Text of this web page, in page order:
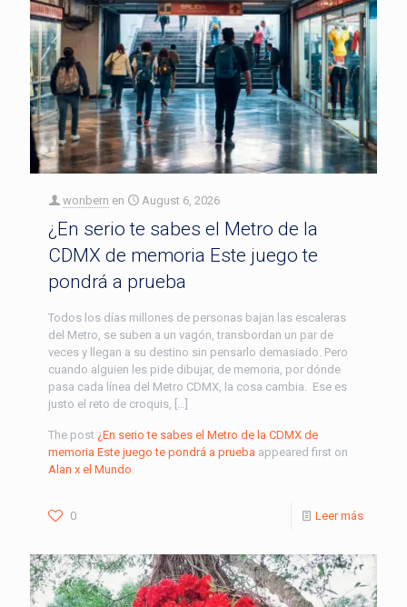
wonbern en August 6, 2026
¿En serio te sabes el Metro de la
CDMX de memoria Este juego te
pondrá a prueba
Todos los días millones de personas bajan las escaleras
del Metro, se suben a un vagón, transbordan un par de
veces y llegan a su destino sin pensarlo demasiado. Pero
cuando alguien les pide dibujar, de memoria, por dónde
pasa cada línea del Metro CDMX, la cosa cambia. Ese es
justo el reto de croquis, […]
The post ¿En serio te sabes el Metro de la CDMX de
memoria Este juego te pondrá a prueba appeared first on
Alan x el Mundo.
0 Leer más